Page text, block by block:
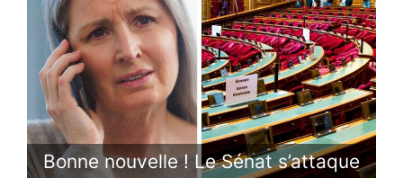
Bonne nouvelle ! Le Sénat s’attaque